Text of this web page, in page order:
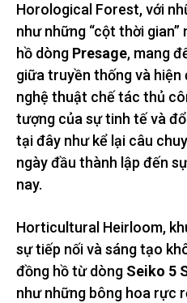
Horological Forest, với
như những “cột thời
hồ dòng Presage, mang
giữa truyền thống và hiện
nghệ thuật chế tác thủ
tượng của sự tinh tế và
tại đây như kể lại câu
ngày đầu thành lập đến
nay.
Horticultural Heirloom,
sự tiếp nối và sáng tạo
đồng hồ từ dòng Seiko 5
như những bông hoa rực